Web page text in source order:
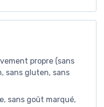
propre (sans
sans gluten, sans
sans goût marqué,